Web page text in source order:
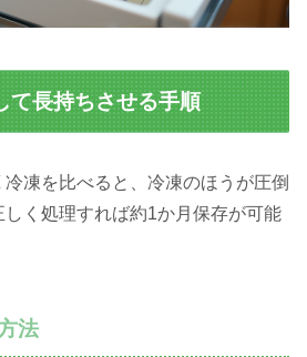
て長持ちさせる手順
凍を比べると、冷凍のほうが圧倒
く処理すれば約1か月保存が可能
法